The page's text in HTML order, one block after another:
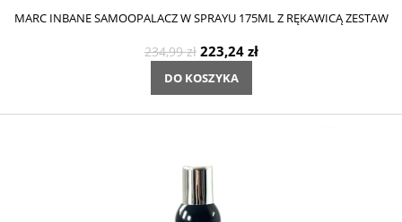
MARC INBANE SAMOOPALACZ W SPRAYU 175ML Z RĘKAWICĄ ZESTAW
234,99 zł 223,24 zł
DO KOSZYKA